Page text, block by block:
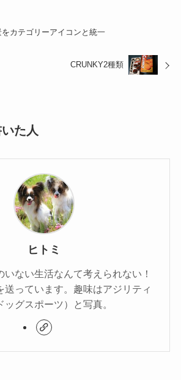
カテゴリーアイコンと統一
CRUNKY2種類
た人
ヒトミ
いない生活なんて考えられない！
送っています。趣味はアジリティ
ッグスポーツ）と写真。